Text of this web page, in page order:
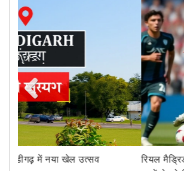
रियल मैड्रिड ने 10 खिलाड़ियों में 3-1 से
Previous